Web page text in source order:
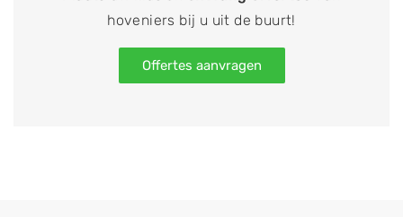
hoveniers bij u uit de buurt!
Offertes aanvragen